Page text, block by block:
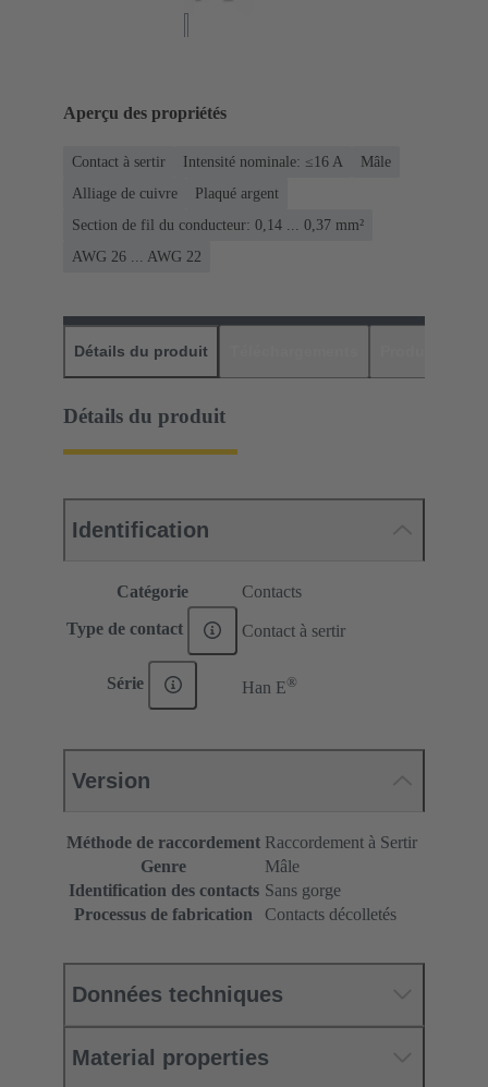
Aperçu des propriétés
Contact à sertir Intensité nominale: ≤16 A
Mâle
Alliage de cuivre
Plaqué argent
Section de fil du conducteur: 0,14 ... 0,37 mm²
AWG 26 ... AWG 22
Détails du produit
Détails du produit
Identification
Catégorie Contacts
Type de contact Contact à sertir
Série Han E®
Version
Méthode de raccordement Raccordement à Sertir
Genre
Mâle
Identification des contacts Sans gorge
Processus de fabrication
Contacts décolletés
Données techniques
Material properties